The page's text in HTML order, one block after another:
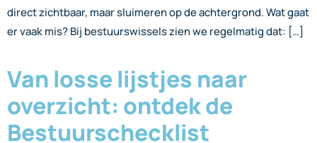
direct zichtbaar, maar sluimeren op de achtergrond. Wat gaat
er vaak mis? Bij bestuurswissels zien we regelmatig dat: […]
Van losse lijstjes naar
overzicht: ontdek de
Bestuurschecklist